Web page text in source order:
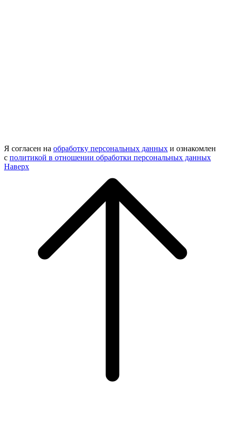
Я согласен на обработку персональных данных и ознакомлен
с политикой в отношении обработки персональных данных
Наверх